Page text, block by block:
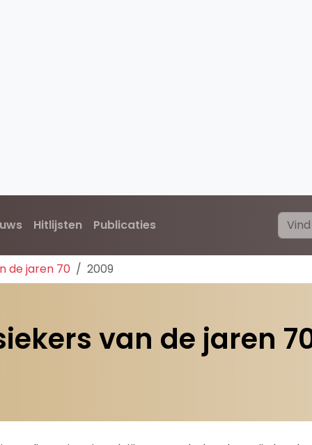
Hitlijsten Publicaties
de jaren 70 2009
van de jaren